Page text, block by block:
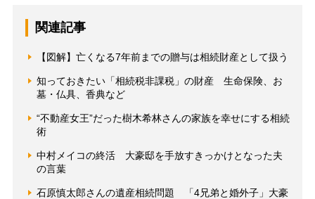
関連記事
【図解】亡くなる7年前までの贈与は相続財産として扱う
知っておきたい「相続税非課税」の財産 生命保険、お
墓・仏具、香典など
“不動産女王”だった樹木希林さんの家族を幸せにする相続
術
中村メイコの終活 大豪邸を手放すきっかけとなった夫
の言葉
石原慎太郎さんの遺産相続問題 「4兄弟と婚外子」大豪